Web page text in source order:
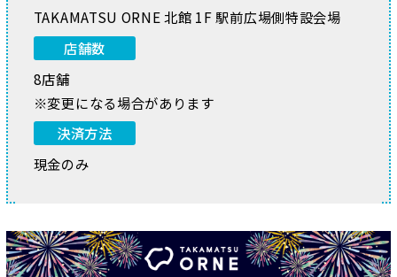
TAKAMATSU ORNE 北館 1F 駅前広場側特設会場
店舗数
8店舗
※変更になる場合があります
決済方法
現金のみ